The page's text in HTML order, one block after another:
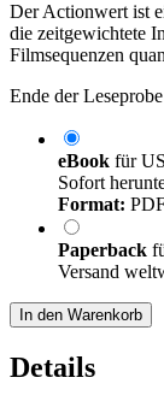
Der Actionwert ist
die zeitgewichtete
Filmsequenzen
Ende der
eBook für
Sofort
Format:
Paperback
Versand
In den Warenkorb
Details